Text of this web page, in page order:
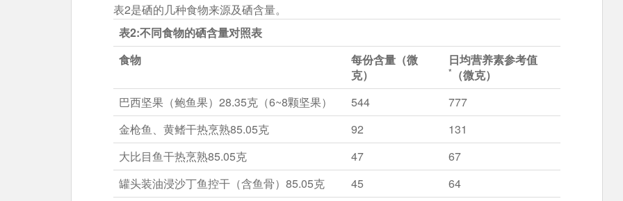
表2是硒的几种食物来源及硒含量。
表2:不同食物的硒含量对照表
食物
每份含量（微
克）
日均营养素参考值
*
（微克）
巴西坚果（鲍鱼果）28.35克（6~8颗坚果）
544
777
金枪鱼、黄鳍干热烹熟85.05克
92
131
大比目鱼干热烹熟85.05克
47
67
罐头装油浸沙丁鱼控干（含鱼骨）85.05克
45
64